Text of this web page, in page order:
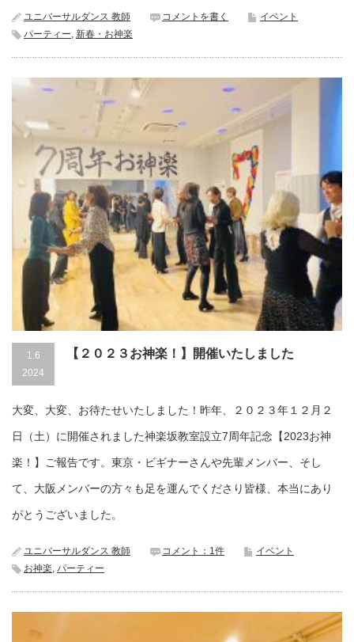
ユニバーサルダンス 教師 コメントを書く
イベント
パーティー 新春・お神楽
1.6
2024
【２０２３お神楽！】開催いたしました
大変、大変、お待たせいたしました！昨年、２０２３年１２月２
日（土）に開催されました神楽坂教室設立7周年記念【2023お神
楽！】ご報告です。東京・ビギナーさんや先輩メンバー、そし
て、大阪メンバーの方々も足を運んでくださり皆様、本当にあり
がとうございました。
ユニバーサルダンス 教師 コメント：1件
イベント
お神楽, パーティー